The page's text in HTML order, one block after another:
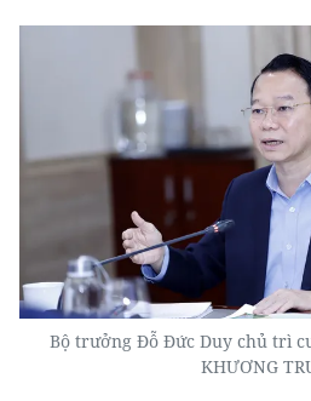
Bộ trưởng Đỗ Đức Duy chủ trì
KHƯƠNG